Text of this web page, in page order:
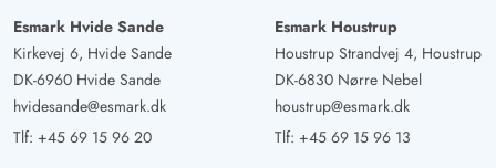
Esmark Hvide Sande
Kirkevej 6, Hvide Sande
DK-6960 Hvide Sande
hvidesande@esmark.dk
Tlf: +45 69 15 96 20
Esmark Houstrup
Houstrup Strandvej 4, Houstrup
DK-6830 Nørre Nebel
houstrup@esmark.dk
Tlf: +45 69 15 96 13